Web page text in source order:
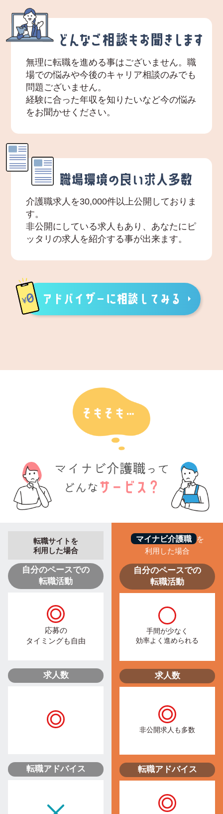
無理に転職を進める事はございません。職
場での悩みや今後のキャリア相談のみでも
問題ございません。
経験に合った年収を知りたいなど今の悩み
をお聞かせください。
介護職求人を30,000件以上公開しておりま
す。
非公開にしている求人もあり、あなたにピ
ッタリの求人を紹介する事が出来ます。
転職サイトを
利用した場合
自分のペースでの
転職活動
応募の
タイミングも自由
求人数
転職アドバイス
マイナビ介護職 を
利用した場合
自分のペースでの
転職活動
手間が少なく
効率よく進められる
求人数
非公開求人も多数
転職アドバイス